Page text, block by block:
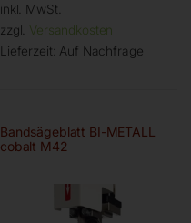
inkl. MwSt.
zzgl. Versandkosten
Lieferzeit: Auf Nachfrage
Bandsägeblatt BI-METALL
cobalt M42